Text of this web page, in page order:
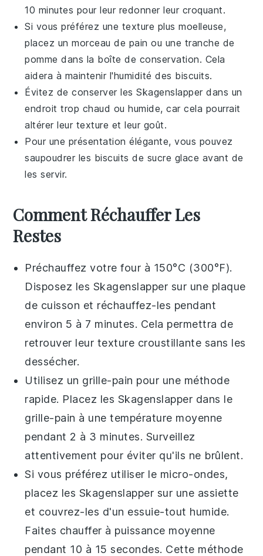
10 minutes pour leur redonner leur croquant.
Si vous préférez une texture plus moelleuse,
placez un morceau de pain ou une tranche de
pomme dans la boîte de conservation. Cela
aidera à maintenir l'humidité des biscuits.
Évitez de conserver lesSkagenslapper dans un
endroit trop chaud ou humide, car cela pourrait
altérer leur texture et leur goût.
Pour une présentation élégante, vous pouvez
saupoudrer les biscuits de sucre glace avant de
les servir.
Comment Réchauffer Les
Restes
Préchauffez votre four à 150°C (300°F).
Disposez les Skagenslapper sur une plaque
de cuisson et réchauffez-les pendant
environ 5 à 7 minutes. Cela permettra de
retrouver leur texture croustillante sans les
dessécher.
Utilisez un grille-pain pour une méthode
rapide. Placez les Skagenslapper dans le
grille-pain à une température moyenne
pendant 2 à 3 minutes. Surveillez
attentivement pour éviter qu'ils ne brûlent.
Si vous préférez utiliser le micro-ondes,
placez les Skagenslapper sur une assiette
et couvrez-les d'un essuie-tout humide.
Faites chauffer à puissance moyenne
pendant 10 à 15 secondes. Cette méthode